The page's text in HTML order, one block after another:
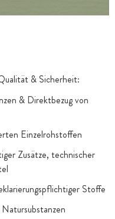
& Sicherheit:
& Direktbezug von
Einzelrohstoffen
Zusätze, technischer
Stoffe